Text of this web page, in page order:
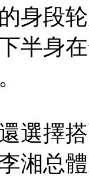
身段
半身
選擇
湘总